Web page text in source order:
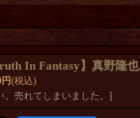
In Fantasy】真野隆也
(税込)
。売れてしまいました。]